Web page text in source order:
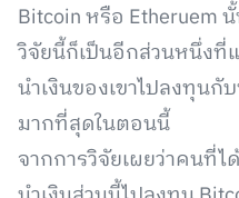
Bitcoin หรือ Etheruem
วิจัยนี้ก็เป็นอีกส่วนหนึ่งที่
นำเงินของเขาไปลงทุน
มากที่สุดในตอนนี้
จากการวิจัยเผยว่าคนที่ไ